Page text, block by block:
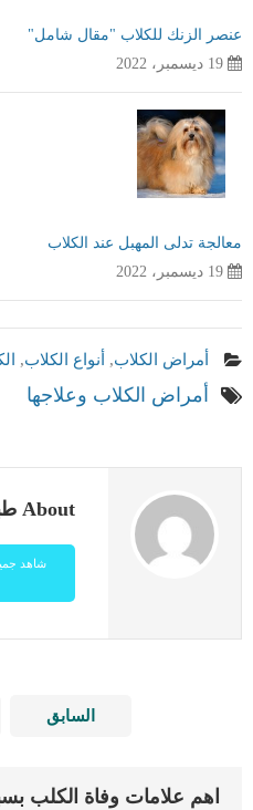
عنصر الزنك للكلاب "مقال شامل"
19 ديسمبر، 2022
معالجة تدلى المهبل عند الكلاب
19 ديسمبر، 2022
أمراض الكلاب, أنواع الكلاب,
أمراض الكلاب وعلاجها
About طبيبة بيطرية
شاهد
السابق
اهم علامات وفاة الكلب